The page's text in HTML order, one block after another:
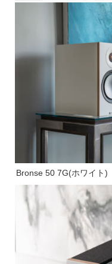
Bronse 50 7G(ホワイト)